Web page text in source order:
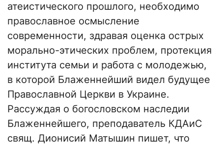
атеистического прошлого, необходимо
православное осмысление
современности, здравая оценка острых
морально-этических проблем, протекция
института семьи и работа с молодежью,
в которой Блаженнейший видел будущее
Православной Церкви в Украине.
Рассуждая о богословском наследии
Блаженнейшего, преподаватель КДАиС
свящ. Дионисий Матышин пишет, что